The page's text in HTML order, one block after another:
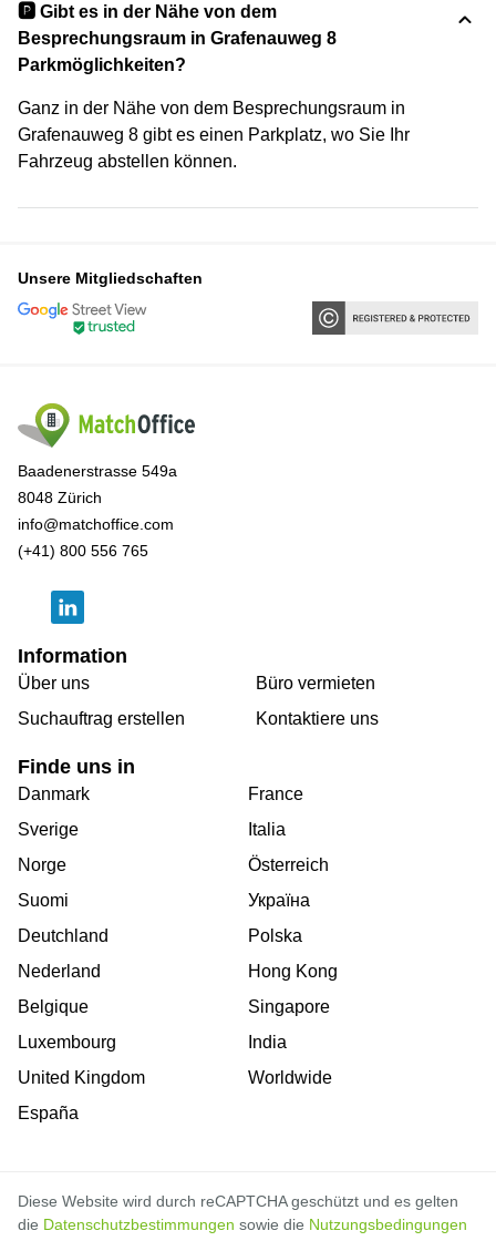
🅿️ Gibt es in der Nähe von dem
Besprechungsraum in Grafenauweg 8
Parkmöglichkeiten?
Ganz in der Nähe von dem Besprechungsraum in
Grafenauweg 8 gibt es einen Parkplatz, wo Sie Ihr
Fahrzeug abstellen können.
Unsere Mitgliedschaften
Baadenerstrasse 549a
8048 Zürich
info@matchoffice.com
(+41) 800 556 765
Information
Über uns
Suchauftrag erstellen
Büro vermieten
Kontaktiere uns
Finde uns in
Danmark
Sverige
Norge
Suomi
Deutchland
Nederland
Belgique
Luxembourg
United Kingdom
España
France
Italia
Österreich
Україна
Polska
Hong Kong
Singapore
India
Worldwide
Diese Website wird durch reCAPTCHA geschützt und es gelten
die Datenschutzbestimmungen sowie die Nutzungsbedingungen